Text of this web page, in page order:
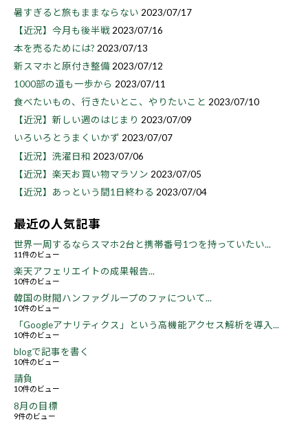
暑すぎると旅もままならない 2023/07/17
【近況】今月も後半戦 2023/07/16
本を売るためには? 2023/07/13
新スマホと原付き整備 2023/07/12
1000部の道も一歩から 2023/07/11
食べたいもの、行きたいとこ、やりたいこと 2023/07/10
【近況】新しい週のはじまり 2023/07/09
いろいろとうまくいかず 2023/07/07
【近況】洗濯日和 2023/07/06
【近況】楽天お買い物マラソン 2023/07/05
【近況】あっという間1日終わる 2023/07/04
最近の人気記事
世界一周するならスマホ2台と携帯番号1つを持っていたい...
11件のビュー
楽天アフェリエイトの成果報告...
10件のビュー
韓国の財閥ハンファグループのファについて...
10件のビュー
「Googleアナリティクス」という高機能アクセス解析を導入...
10件のビュー
blogで記事を書く
10件のビュー
請負
10件のビュー
8月の目標
9件のビュー